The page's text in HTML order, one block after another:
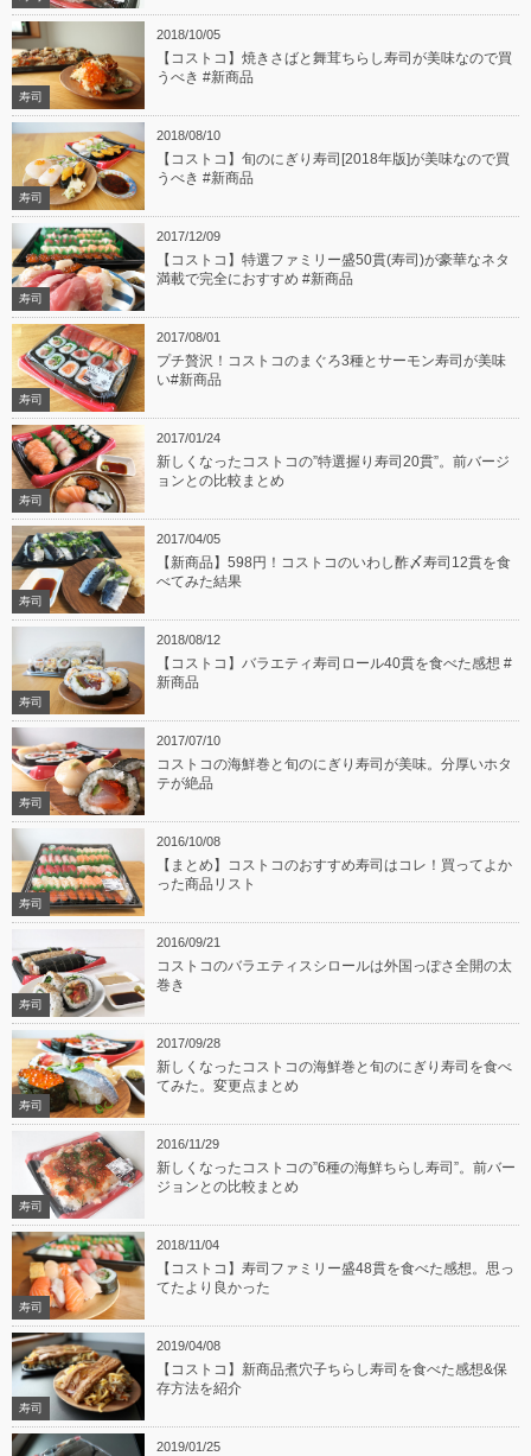
2018/10/05
寿司
【コストコ】焼きさばと舞茸ちらし寿司が美味なので買
うべき #新商品
2018/08/10
寿司
【コストコ】旬のにぎり寿司[2018年版]が美味なので買
うべき #新商品
2017/12/09
寿司
【コストコ】特選ファミリー盛50貫(寿司)が豪華なネタ
満載で完全におすすめ #新商品
2017/08/01
寿司
プチ贅沢！コストコのまぐろ3種とサーモン寿司が美味
い#新商品
2017/01/24
寿司
新しくなったコストコの”特選握り寿司20貫”。前バージ
ョンとの比較まとめ
2017/04/05
寿司
【新商品】598円！コストコのいわし酢〆寿司12貫を食
べてみた結果
2018/08/12
寿司
【コストコ】バラエティ寿司ロール40貫を食べた感想 #
新商品
2017/07/10
寿司
コストコの海鮮巻と旬のにぎり寿司が美味。分厚いホタ
テが絶品
2016/10/08
寿司
【まとめ】コストコのおすすめ寿司はコレ！買ってよか
った商品リスト
2016/09/21
寿司
コストコのバラエティスシロールは外国っぽさ全開の太
巻き
2017/09/28
寿司
新しくなったコストコの海鮮巻と旬のにぎり寿司を食べ
てみた。変更点まとめ
2016/11/29
寿司
新しくなったコストコの”6種の海鮮ちらし寿司”。前バー
ジョンとの比較まとめ
2018/11/04
寿司
【コストコ】寿司ファミリー盛48貫を食べた感想。思っ
てたより良かった
2019/04/08
寿司
【コストコ】新商品煮穴子ちらし寿司を食べた感想&保
存方法を紹介
2019/01/25